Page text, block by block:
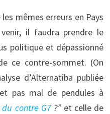
mêmes erreurs en Pays
il faudra prendre le
politique et dépassionné
ce contre-sommet. (On
d’Alternatiba publiée
pas mal de pendules à
du contre G7 ?” et celle de